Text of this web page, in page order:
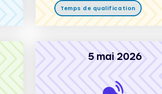
Temps de qualification
5 mai 2026